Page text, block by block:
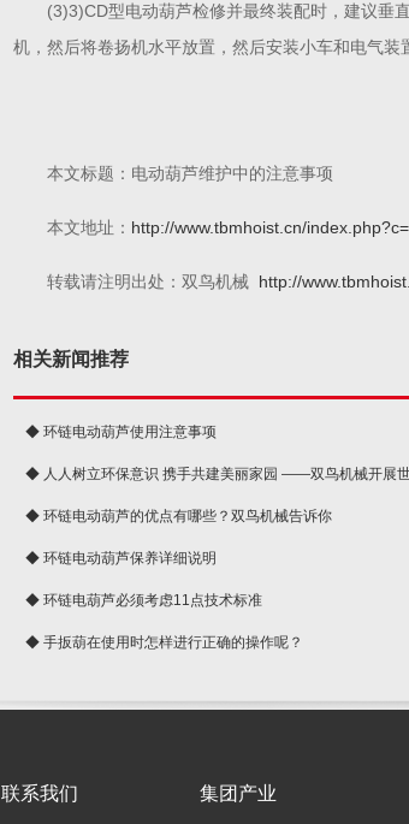
(3)3)CD型电动葫芦检修并最终装配时，建议垂
机，然后将卷扬机水平放置，然后安装小车和电气装
本文标题：电动葫芦维护中的注意事项
本文地址： http://www.tbmhoist.cn/
转载请注明出处：双鸟机械 http://
相关新闻推荐
◆ 环链电动葫芦使用注意事项
◆ 人人树立环保意识 携手共建美丽家园 ——双鸟机械开展
球◆ 环链电动葫芦的优点有哪些？双鸟机械告诉你
◆ 环链电动葫芦保养详细说明
◆ 环链电葫芦必须考虑11点技术标准
◆ 手扳葫在使用时怎样进行正确的操作呢？
联系我们 集团产业